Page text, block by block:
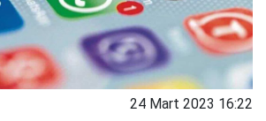
24 Mart 2023 16:22